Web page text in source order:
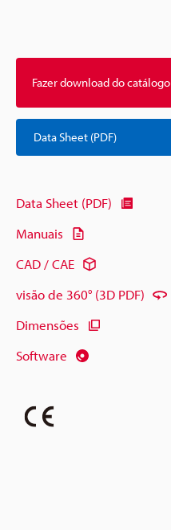
Fazer download do catálogo
Data Sheet (PDF)
Data Sheet (PDF)
Manuais
CAD / CAE
visão de 360° (3D PDF)
Dimensões
Software